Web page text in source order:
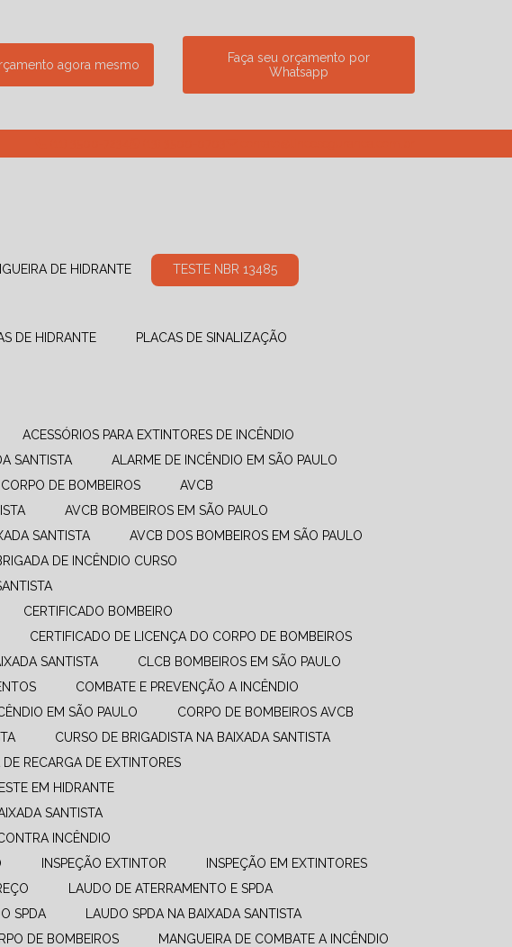
agora mesmo
Faça seu orçamento por
Whatsapp
DE HIDRANTE TESTE NBR 13485
DE HIDRANTE
PLACAS DE SINALIZAÇÃO
ACESSÓRIOS PARA EXTINTORES DE INCÊNDIO
SANTISTA
ALARME DE INCÊNDIO EM SÃO PAULO
DE BOMBEIROS
AVCB
AVCB BOMBEIROS EM SÃO PAULO
SANTISTA
AVCB DOS BOMBEIROS EM SÃO PAULO
BRIGADA DE INCÊNDIO CURSO
CERTIFICADO BOMBEIRO
CERTIFICADO DE LICENÇA DO CORPO DE BOMBEIROS
SANTISTA
CLCB BOMBEIROS EM SÃO PAULO
COMBATE E PREVENÇÃO A INCÊNDIO​
EM SÃO PAULO
CORPO DE BOMBEIROS AVCB
CURSO DE BRIGADISTA NA BAIXADA SANTISTA
DE RECARGA DE EXTINTORES
EM HIDRANTE
SANTISTA
INCÊNDIO
INSPEÇÃO EXTINTOR
INSPEÇÃO EM EXTINTORES
LAUDO DE ATERRAMENTO E SPDA
SPDA
LAUDO SPDA NA BAIXADA SANTISTA
DE BOMBEIROS
MANGUEIRA DE COMBATE A INCÊNDIO​